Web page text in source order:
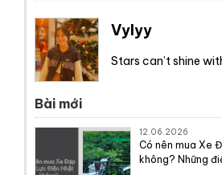
Vylyy
Stars can’t shine
Bài mới
12.06.2026
Có nên mua Xe
không? Những